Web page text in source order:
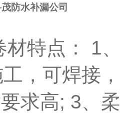
防水补漏公司
材特点： 1
，可焊接
求高; 3、